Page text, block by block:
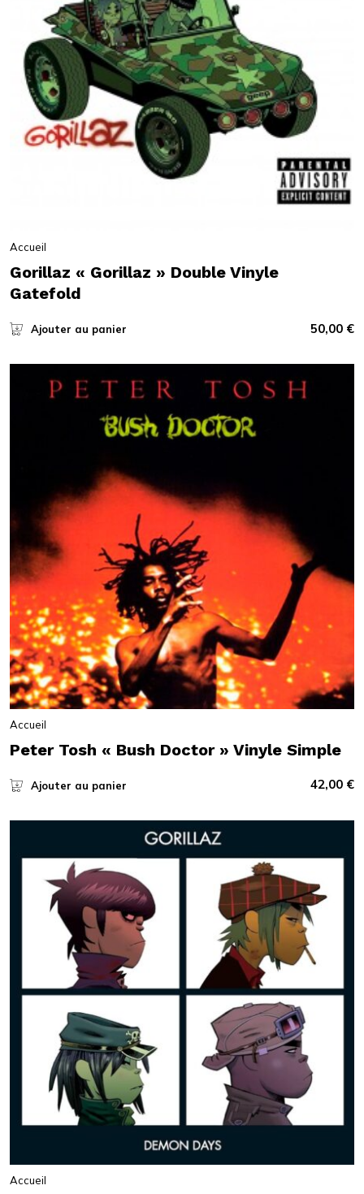
Accueil
Gorillaz « Gorillaz » Double Vinyle
Gatefold
Ajouter au panier 50,00 €
Accueil
Peter Tosh « Bush Doctor » Vinyle Simple
Ajouter au panier 42,00 €
Accueil